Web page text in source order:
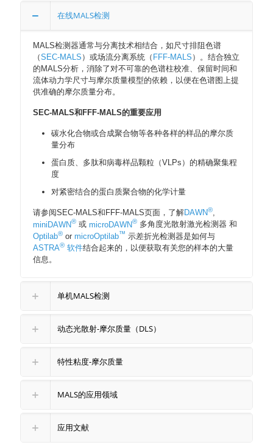
在线MALS检测
MALS检测器通常与分离技术相结合，如尺寸排阻色谱
（SEC-MALS ）或场流分离系统（ FFF-MALS ）。结合独立
的MALS分析，消除了对不可靠的色谱柱校准、保留时间和
流体动力学尺寸与摩尔质量模型的依赖，以便在色谱图上提
供准确的摩尔质量分布。
SEC-MALS和FFF-MALS的重要应用
碳水化合物或合成聚合物等各种各样的样品的摩尔质
量分布
蛋白质、多肽和病毒样品颗粒（VLPs）的精确聚集程
度
对紧密结合的蛋白质聚合物的化学计量
请参阅SEC-MALS和FFF-MALS页面，了解DAWN®,
miniDAWN® 或 microDAWN® 多角度光散射激光检测器 和
Optilab® or microOptilab™ 示差折光检测器是如何与
ASTRA® 软件结合起来的，以便获取有关您的样本的大量
信息。
单机MALS检测
动态光散射-摩尔质量（DLS）
特性粘度-摩尔质量
MALS的应用领域
应用文献